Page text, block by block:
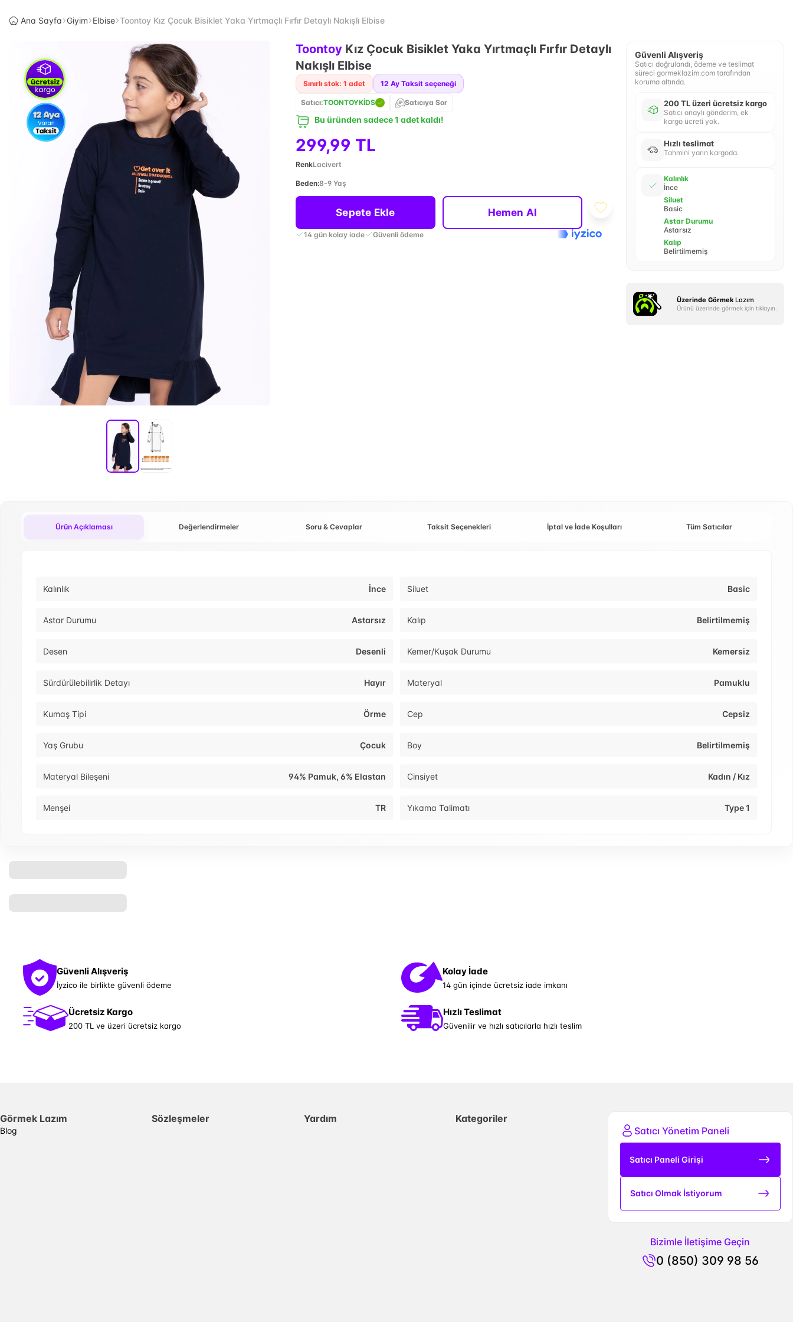
Ana Sayfa Giyim Elbise Toontoy Kız Çocuk Bisiklet Yaka Yırtmaçlı Fırfır Detaylı Nakışlı Elbise
Toontoy Kız Çocuk Bisiklet Yaka Yırtmaçlı Fırfır Detaylı
Nakışlı Elbise
Sınırlı stok: 1 adet 12 Ay Taksit seçeneği
Satıcı:TOONTOYKİDS Satıcıya Sor
Bu üründen sadece 1 adet kaldı!
299,99 TL
RenkLacivert
Beden:8-9 Yaş
Sepete Ekle Hemen Al
14 gün kolay iade Güvenli ödeme
Güvenli Alışveriş
Satıcı doğrulandı, ödeme ve teslimat
süreci gormeklazim.com tarafından
koruma altında.
200 TL üzeri ücretsiz kargo
Satıcı onaylı gönderim, ek
kargo ücreti yok.
Hızlı teslimat
Tahmini yarın kargoda.
Kalınlık
İnce
Siluet
Basic
Astar Durumu
Astarsız
Kalıp
Belirtilmemiş
Üzerinde Görmek Lazım
Ürünü üzerinde görmek için tıklayın.
Ürün Açıklaması Değerlendirmeler Soru & Cevaplar Taksit Seçenekleri İptal ve İade Koşulları Tüm Satıcılar
Kalınlık İnce Siluet Basic
Astar Durumu Astarsız Kalıp Belirtilmemiş
Desen Desenli Kemer/Kuşak Durumu Kemersiz
Sürdürülebilirlik Detayı Hayır Materyal Pamuklu
Kumaş Tipi Örme Cep Cepsiz
Yaş Grubu Çocuk Boy Belirtilmemiş
Materyal Bileşeni 94% Pamuk, 6% Elastan Cinsiyet Kadın / Kız
Menşei TR Yıkama Talimatı Type 1
Güvenli Alışveriş
İyzico ile birlikte güvenli ödeme
Kolay İade
14 gün içinde ücretsiz iade imkanı
Ücretsiz Kargo
200 TL ve üzeri ücretsiz kargo
Hızlı Teslimat
Güvenilir ve hızlı satıcılarla hızlı teslim
Görmek Lazım
Blog
Sözleşmeler Yardım
Kategoriler
Satıcı Yönetim Paneli
Satıcı Paneli Girişi
Satıcı Olmak İstiyorum
Bizimle İletişime Geçin
0 (850) 309 98 56